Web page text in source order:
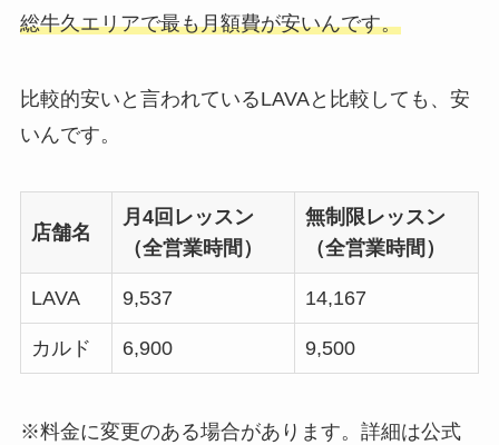
総牛久エリアで最も月額費が安いんです。
比較的安いと言われているLAVAと比較しても、安
いんです。
店舗名
月4回レッスン
（全営業時間）
無制限レッスン
（全営業時間）
LAVA 9,537 14,167
カルド 6,900 9,500
※料金に変更のある場合があります。詳細は公式